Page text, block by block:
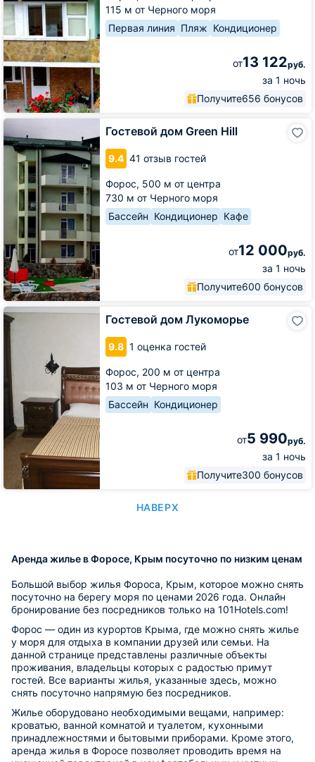
115 м от Черного моря
Первая линия Пляж Кондиционер
от13 122руб.
за 1 ночь
Получите656 бонусов
Гостевой дом Green Hill
9.4 41 отзыв гостей
Форос, 500 м от центра
730 м от Черного моря
Бассейн Кондиционер Кафе
от12 000руб.
за 1 ночь
Получите600 бонусов
Гостевой
дом
Green
Гостевой дом Лукоморье
9.8 1 оценка гостей
Форос, 200 м от центра
103 м от Черного моря
Бассейн Кондиционер
от5 990руб.
за 1 ночь
Получите300 бонусов
Гостевой
дом
Лукоморье
НАВЕРХ
Аренда жилье в Форосе, Крым посуточно по низким ценам
Большой выбор жилья Фороса, Крым, которое можно снять
посуточно на берегу моря по ценами 2026 года. Онлайн
бронирование без посредников только на 101Hotels.com!
Форос — один из курортов Крыма, где можно снять жилье
у моря для отдыха в компании друзей или семьи. На
данной странице представлены различные объекты
проживания, владельцы которых с радостью примут
гостей. Все варианты жилья, указанные здесь, можно
снять посуточно напрямую без посредников.
Жилье оборудовано необходимыми вещами, например:
кроватью, ванной комнатой и туалетом, кухонными
принадлежностями и бытовыми приборами. Кроме этого,
аренда жилья в Форосе позволяет проводить время на